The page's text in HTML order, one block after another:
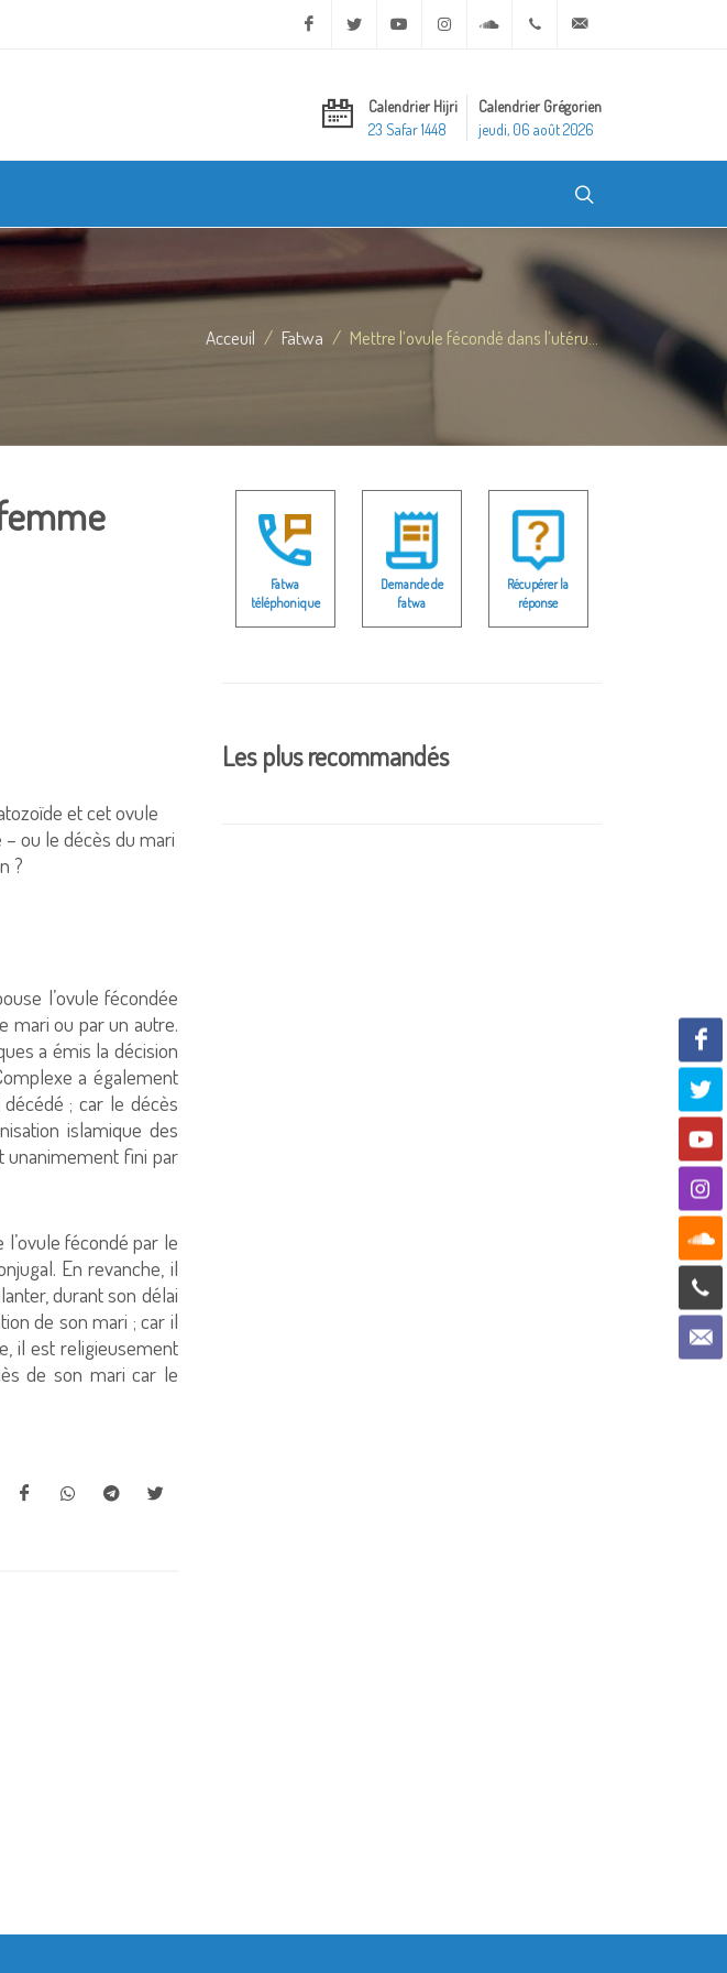
Facebook Twitter Youtube Instagram Soundcloud+20 2 25970400
Calendrier Hijri
23 Safar 1448
Calendrier Grégorien
jeudi, 06 août 2026
Acceuil Fatwa Mettre l’ovule fécondé dans l’utéru...
et cet ovule
ou le décès du mari
?
l’ovule fécondée
mari ou par un autre.
a émis la décision
a également
; car le décès
islamique des
unanimement fini par
fécondé par le
En revanche, il
durant son délai
de son mari ; car il
il est religieusement
de son mari car le
Fatwa
téléphonique
Demande de
fatwa
Récupérer la
réponse
Les plus recommandés